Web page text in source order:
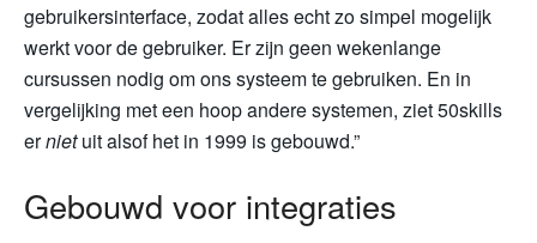
gebruikersinterface, zodat alles echt zo simpel mogelijk
werkt voor de gebruiker. Er zijn geen wekenlange
cursussen nodig om ons systeem te gebruiken. En in
vergelijking met een hoop andere systemen, ziet 50skills
ernietuit alsof het in 1999 is gebouwd.”
Gebouwd voor integraties